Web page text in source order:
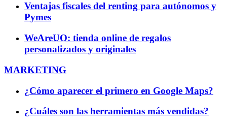
Ventajas fiscales del renting para autónomos y
Pymes
WeAreUO: tienda online de regalos
personalizados y originales
MARKETING
¿Cómo aparecer el primero en Google Maps?
¿Cuáles son las herramientas más vendidas?